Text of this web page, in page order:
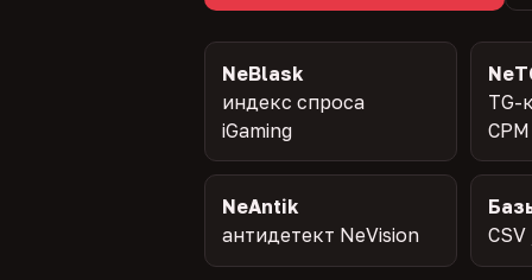
NeBlask
индекс спроса
iGaming
TG-
CPM
NeAntik
антидетект NeVision